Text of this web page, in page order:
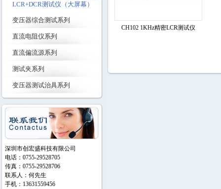
LCR+DCR测试仪（大屏幕）
变压器综合测试系列
直流电阻仪系列
直流偏流源系列
测试夹系列
变压器测试治具系列
深圳市创宏盛科技有限公司
电话：0755-29528705
传真：0755-29528706
联系人：何先生
手机：13631559456
CH102 1KHz精密LCR测试仪